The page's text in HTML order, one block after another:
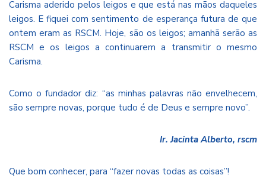
Carisma aderido pelos leigos e que está nas mãos daqueles
leigos. E fiquei com sentimento de esperança futura de que
ontem eram as RSCM. Hoje, são os leigos; amanhã serão as
RSCM e os leigos a continuarem a transmitir o mesmo
Carisma.
Como o fundador diz: “as minhas palavras não envelhecem,
são sempre novas, porque tudo é de Deus e sempre novo”.
Ir. Jacinta Alberto, rscm
Que bom conhecer, para “fazer novas todas as coisas”!